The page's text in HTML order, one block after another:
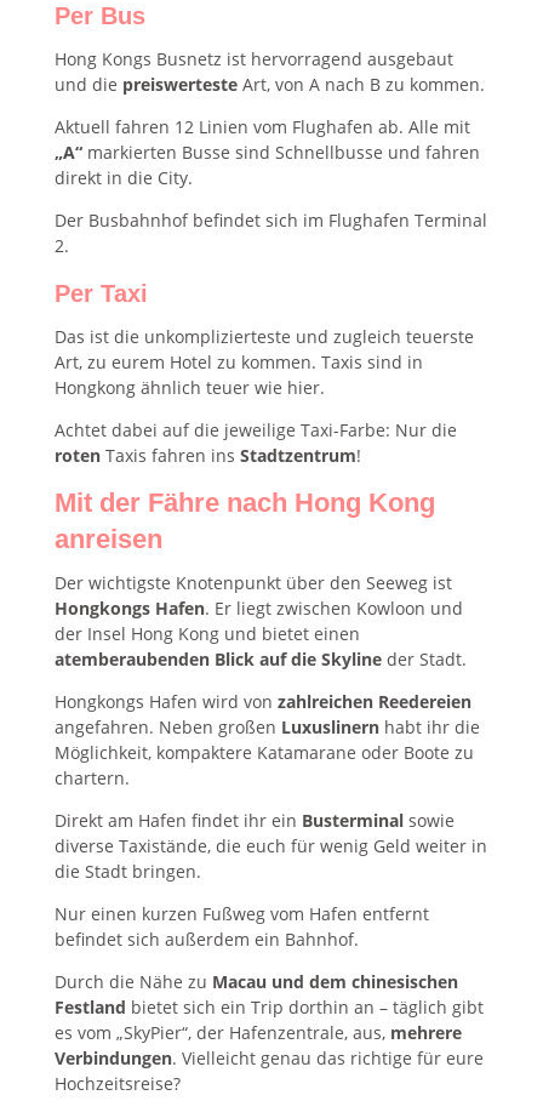
Per Bus
Hong Kongs Busnetz ist hervorragend ausgebaut
und die preiswerteste Art, von A nach B zu kommen.
Aktuell fahren 12 Linien vom Flughafen ab. Alle mit
„A“markierten Busse sind Schnellbusse und fahren
direkt in die City.
Der Busbahnhof befindet sich im Flughafen Terminal
2.
Per Taxi
Das ist die unkomplizierteste und zugleich teuerste
Art, zu eurem Hotel zu kommen. Taxis sind in
Hongkong ähnlich teuer wie hier.
Achtet dabei auf die jeweilige Taxi-Farbe: Nur die
roten Taxis fahren ins Stadtzentrum!
Mit der Fähre nach Hong Kong
anreisen
Der wichtigste Knotenpunkt über den Seeweg ist
Hongkongs Hafen. Er liegt zwischen Kowloon und
der Insel Hong Kong und bietet einen
atemberaubenden Blick auf die Skylineder Stadt.
Hongkongs Hafen wird von zahlreichen Reedereien
angefahren. Neben großen Luxuslinernhabt ihr die
Möglichkeit, kompaktere Katamarane oder Boote zu
chartern.
Direkt am Hafen findet ihr ein Busterminalsowie
diverse Taxistände, die euch für wenig Geld weiter in
die Stadt bringen.
Nur einen kurzen Fußweg vom Hafen entfernt
befindet sich außerdem ein Bahnhof.
Durch die Nähe zu Macau und dem chinesischen
Festland bietet sich ein Trip dorthin an – täglich gibt
es vom „SkyPier“, der Hafenzentrale, aus, mehrere
Verbindungen. Vielleicht genau das richtige für eure
Hochzeitsreise?